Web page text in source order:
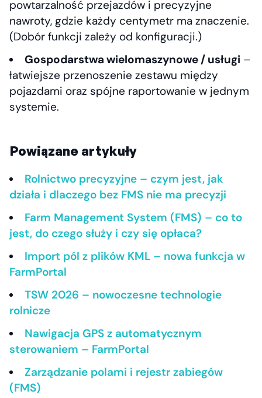
powtarzalność przejazdów i precyzyjne
nawroty, gdzie każdy centymetr ma znaczenie.
(Dobór funkcji zależy od konfiguracji.)
Gospodarstwa wielomaszynowe / usługi –
łatwiejsze przenoszenie zestawu między
pojazdami oraz spójne raportowanie w jednym
systemie.
Powiązane artykuły
Rolnictwo precyzyjne – czym jest, jak
działa i dlaczego bez FMS nie ma precyzji
Farm Management System (FMS) – co to
jest, do czego służy i czy się opłaca?
Import pól z plików KML – nowa funkcja w
FarmPortal
TSW 2026 – nowoczesne technologie
rolnicze
Nawigacja GPS z automatycznym
sterowaniem – FarmPortal
Zarządzanie polami i rejestr zabiegów
(FMS)